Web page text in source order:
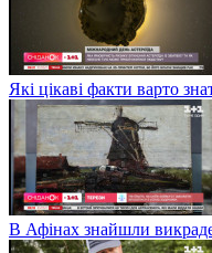
Які цікаві факти варто
В Афінах знайшли